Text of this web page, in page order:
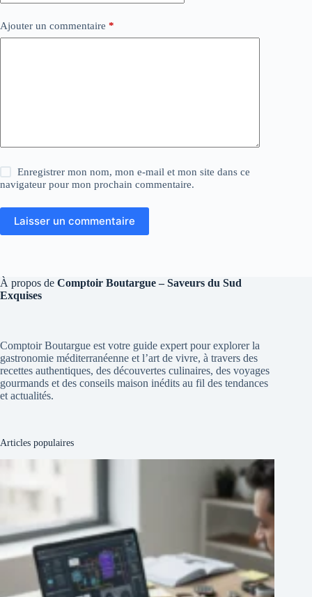
Ajouter un commentaire *
Enregistrer mon nom, mon e-mail et mon site dans ce
navigateur pour mon prochain commentaire.
Laisser un commentaire
À propos de Comptoir Boutargue – Saveurs du Sud
Exquises
Comptoir Boutargue est votre guide expert pour explorer la
gastronomie méditerranéenne et l’art de vivre, à travers des
recettes authentiques, des découvertes culinaires, des voyages
gourmands et des conseils maison inédits au fil des tendances
et actualités.
Articles populaires